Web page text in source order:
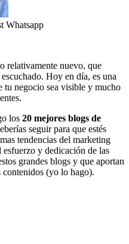
Whatsapp
relativamente nuevo, que
Hoy en día, es una
tu negocio sea visible y mucho
los 20 mejores blogs de
seguir para que estés
tendencias del marketing
y dedicación de las
grandes blogs y que aportan
contenidos (yo lo hago).